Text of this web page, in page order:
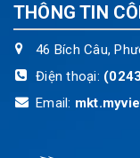
THÔNG TIN
46 Bích Câu,
Điện thoại:
Email: